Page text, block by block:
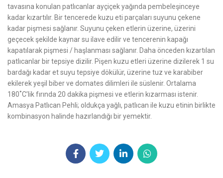
tavasına konulan patlıcanlar ayçiçek yağında pembeleşinceye
kadar kızartılır. Bir tencerede kuzu eti parçaları suyunu çekene
kadar pişmesi sağlanır. Suyunu çeken etlerin üzerine, üzerini
geçecek şekilde kaynar su ilave edilir ve tencerenin kapağı
kapatılarak pişmesi / haşlanması sağlanır. Daha önceden kızartılan
patlıcanlar bir tepsiye dizilir. Pişen kuzu etleri üzerine dizilerek 1 su
bardağı kadar et suyu tepsiye dökülür, üzerine tuz ve karabiber
ekilerek yeşil biber ve domates dilimleri ile süslenir. Ortalama
180˚C’lik fırında 20 dakika pişmesi ve etlerin kızarması istenir.
Amasya Patlıcan Pehli; oldukça yağlı, patlıcan ile kuzu etinin birlikte
kombinasyon halinde hazırlandığı bir yemektir.